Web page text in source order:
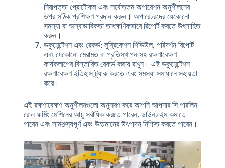
নিরাপত্তা প্রোটোকল এবং সর্বোত্তম অপারেশন অনুশীলনের
উপর সঠিক প্রশিক্ষণ প্রদান করুন। অপারেটরদের যেকোনো
সমস্যা বা অস্বাভাবিকতা তাৎক্ষণিকভাবে রিপোর্ট করতে উৎসাহিত
করুন।
ডকুমেন্টেশন এবং রেকর্ড: লুব্রিকেশন শিডিউল, পরিদর্শন রিপোর্ট
এবং যেকোনো মেরামত বা প্রতিস্থাপন সহ রক্ষণাবেক্ষণ
কার্যকলাপের বিস্তারিত রেকর্ড বজায় রাখুন। এই ডকুমেন্টেশন
রক্ষণাবেক্ষণ ইতিহাস ট্র্যাক করতে এবং সমস্যা সমাধানে সহায়তা
করে।
এই রক্ষণাবেক্ষণ অনুশীলনগুলো অনুসরণ করে আপনি আপনার সি পারলিন
রোল ফর্মিং মেশিনের আয়ু সর্বাধিক করতে পারেন, ডাউনটাইম কমাতে
পারেন এবং সামঞ্জস্যপূর্ণ এবং উচ্চমানের উৎপাদন নিশ্চিত করতে পারেন।